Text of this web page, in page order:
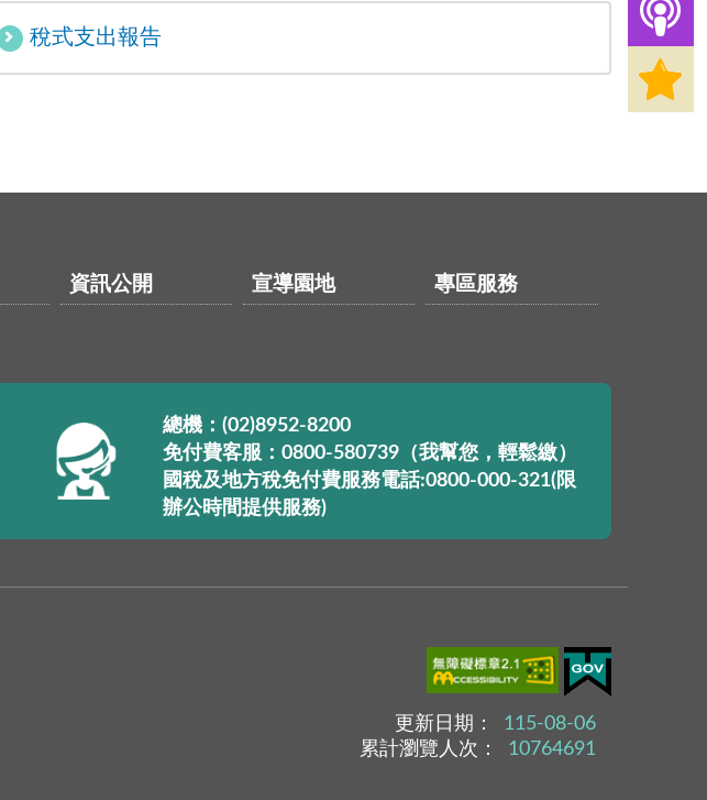
稅式支出報告
資訊公開 宣導園地 專區服務
總機：(02)8952-8200
免付費客服：0800-580739（我幫您，輕鬆繳）
國稅及地方稅免付費服務電話:0800-000-321(限
辦公時間提供服務)
更新日期：
115-08-06
累計瀏覽人次：
10764691